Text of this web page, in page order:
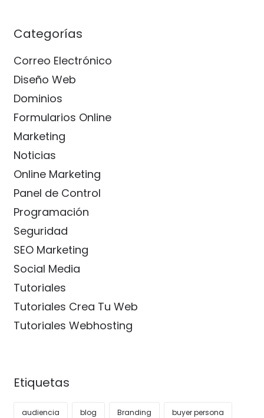
Categorías
Correo Electrónico
Diseño Web
Dominios
Formularios Online
Marketing
Noticias
Online Marketing
Panel de Control
Programación
Seguridad
SEO Marketing
Social Media
Tutoriales
Tutoriales Crea Tu Web
Tutoriales Webhosting
Etiquetas
audiencia blog Branding buyer persona